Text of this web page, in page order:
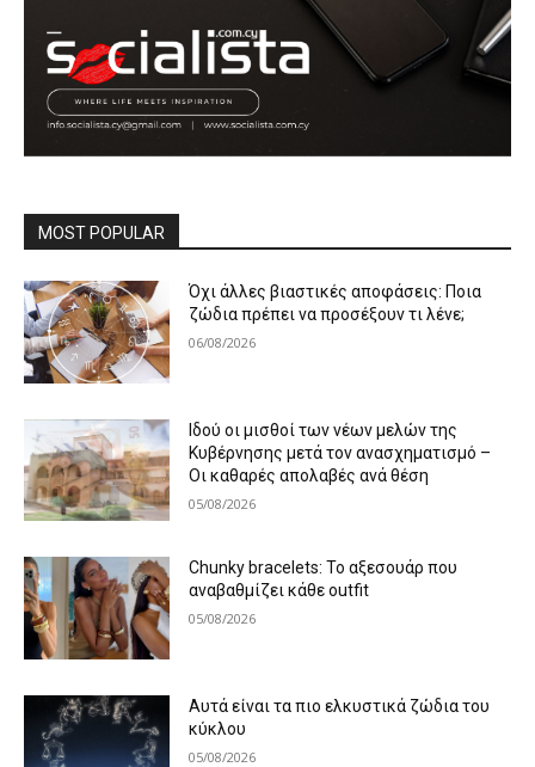
MOST POPULAR
Όχι άλλες βιαστικές αποφάσεις: Ποια
ζώδια πρέπει να προσέξουν τι λένε;
06/08/2026
Ιδού οι μισθοί των νέων μελών της
Κυβέρνησης μετά τον ανασχηματισμό –
Οι καθαρές απολαβές ανά θέση
05/08/2026
Chunky bracelets: Το αξεσουάρ που
αναβαθμίζει κάθε outfit
05/08/2026
Αυτά είναι τα πιο ελκυστικά ζώδια του
κύκλου
05/08/2026